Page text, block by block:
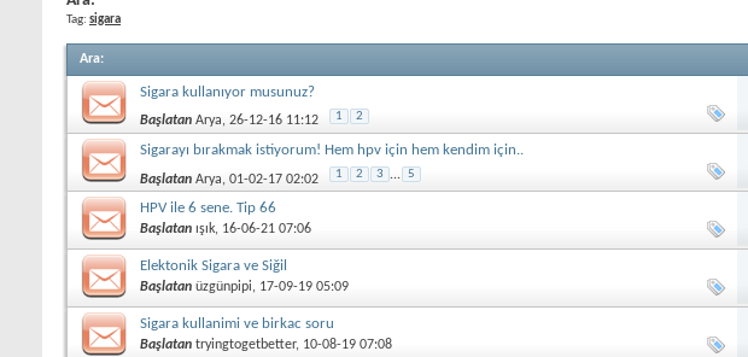
Tag: sigara
Ara:
Sigara kullanıyor musunuz?
Başlatan Arya, 26-12-16 11:12 1 2
Sigarayı bırakmak istiyorum! Hem hpv için hem kendim için..
Başlatan Arya, 01-02-17 02:02 1 2 3 ... 5
HPV ile 6 sene. Tip 66
Başlatan ışık, 16-06-21 07:06
Elektonik Sigara ve Siğil
Başlatan üzgünpipi, 17-09-19 05:09
Sigara kullanimi ve birkac soru
Başlatan tryingtogetbetter, 10-08-19 07:08